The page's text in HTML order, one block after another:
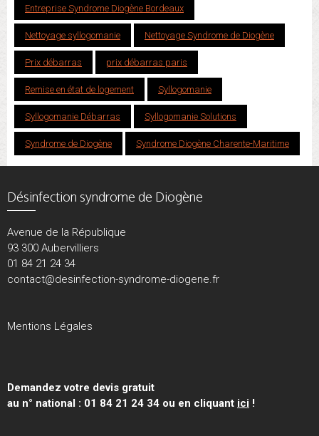
Entreprise Syndrome Diogène Bordeaux
Nettoyage syllogomanie Nettoyage Syndrome de Diogène
Prix débarras prix débarras paris
Remise en état de logement Syllogomanie
Syllogomanie Débarras Syllogomanie Solutions
Syndrome de Diogène Syndrome Diogène Charente-Maritime
Désinfection syndrome de Diogène
Avenue de la République
93 300 Aubervilliers
01 84 21 24 34
contact@desinfection-syndrome-diogene.fr
Mentions Légales
Demandez votre devis gratuit
au n° national : 01 84 21 24 34 ou en cliquant ici !